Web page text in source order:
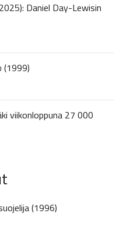
Daniel Day-Lewisin
(1999)
viikonloppuna 27 000
(1996)